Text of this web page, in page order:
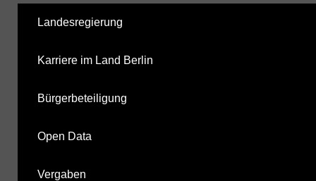
Landesregierung
Karriere im Land Berlin
Bürgerbeteiligung
Open Data
Vergaben